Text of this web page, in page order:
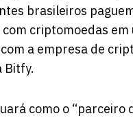
brasileiros
criptomoedas em
a empresa de
Bitfy.
como o “parceiro